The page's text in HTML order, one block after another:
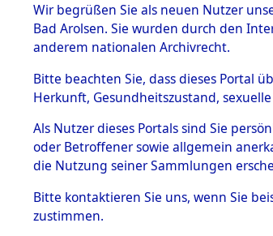
HOME
BESTÄNDE
Inhaftierungsdoku
mente
1.2.9 Beim ITS
verwahrte
1.2.9.1
Effekten aus
6
geb.
Land
Wir begrüßen Sie als neuen Nutzer
Bad Arolsen. Sie wurden durch den
anderem nationalen Archivrecht.
Bitte beachten Sie, dass dieses Portal
Herkunft, Gesundheitszustand,
Als Nutzer dieses Portals sind Sie
oder Betroffener sowie allgemein
die Nutzung seiner Sammlungen
Bitte kontaktieren Sie uns, wenn Sie
zustimmen.